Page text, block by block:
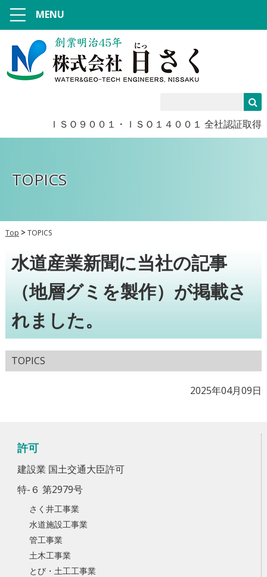
ＩＳＯ９００１・ＩＳＯ１４００１ 全社認証取得
MENU
TOPICS
Top TOPICS
水道産業新聞に当社の記事
（地層グミを製作）が掲載さ
れました。
TOPICS
2025年04月09日
許可
建設業 国土交通大臣許可
特-６ 第2979号
さく井工事業
水道施設工事業
管工事業
土木工事業
とび・土工工事業